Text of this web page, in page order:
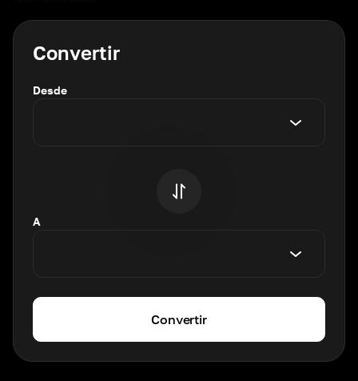
Convertir
Desde
A
Convertir